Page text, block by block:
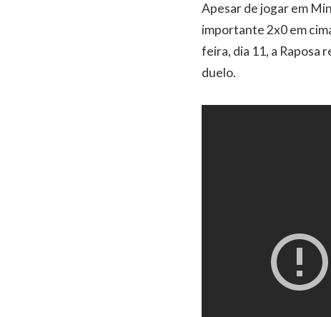
Apesar de jogar em
importante 2x0 em
feira, dia 11, a Raposa
duelo.